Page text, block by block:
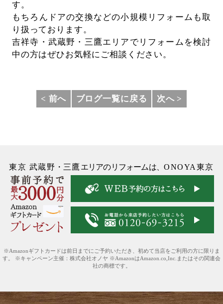
す。
もちろんドアの交換などの小規模リフォームも取
り扱っております。
吉祥寺・武蔵野・三鷹エリアでリフォームを検討
中の方はぜひお気軽にご相談ください。
< 前へ ブログ一覧に戻る 次へ >
東京 武蔵野 ・ 三鷹 エリアのリフォームは、ONOYA東京
※Amazonギフトカードは前日までにご予約いただき、初めて当店をご利用の方に限りま
す。 ※キャンペーン主催：株式会社オノヤ ※AmazonはAmazon.co,Inc.またはその関連会
社の商標です。